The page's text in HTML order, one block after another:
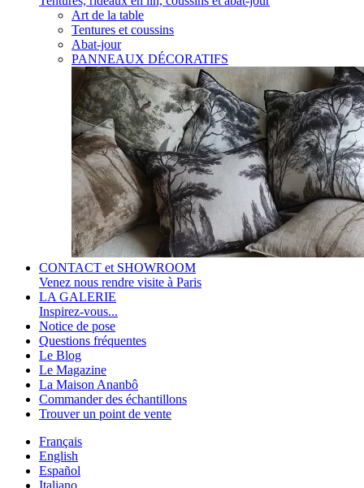
Art de la table
Tentures et coussins
Abat-jour
PANNEAUX DÉCORATIFS
CONTACT et SHOWROOM
Venez nous rendre visite à Paris
LA GALERIE
Inspirez-vous...
Notice de pose
Questions fréquentes
Le Blog
Le Magazine
La Maison Ananbô
Commander des échantillons
Trouver un point de vente
Français
English
Español
Italiano